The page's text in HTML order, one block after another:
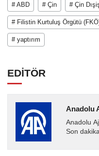
# ABD # Çin # Çin
# Filistin Kurtuluş Örgütü
# yaptırım
EDİTÖR
Anadolu
Anadolu
Son
Ajansı